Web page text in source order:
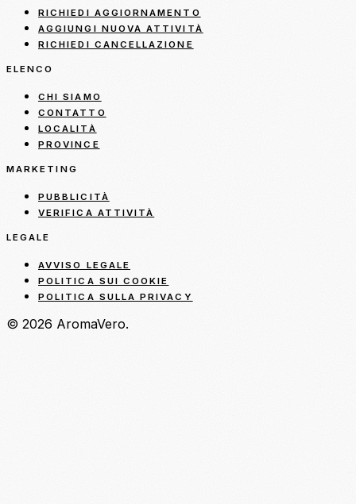
RICHIEDI AGGIORNAMENTO
AGGIUNGI NUOVA ATTIVITÀ
RICHIEDI CANCELLAZIONE
ELENCO
CHI SIAMO
CONTATTO
LOCALITÀ
PROVINCE
MARKETING
PUBBLICITÀ
VERIFICA ATTIVITÀ
LEGALE
AVVISO LEGALE
POLITICA SUI COOKIE
POLITICA SULLA PRIVACY
© 2026 AromaVero.